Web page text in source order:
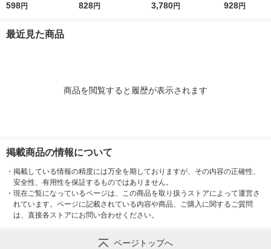
ワイン チリ 紙パック
598円
ト11°750ml 1本 フラ
828円
ンタ レジーナ BIB シ
3,780円
スパークリン
928円
最近見た商品
商品を閲覧すると履歴が表示されます
掲載商品の情報について
・ 掲載している情報の精度には万全を期しておりますが、その内容の正確性、
安全性、有用性を保証するものではありません。
・ 現在ご覧になっているページは、この商品を取り扱うストアによって運営さ
れています。ページに記載されている内容や商品、ご購入に関するご質問
は、直接各ストアにお問い合わせください。
ページトップへ